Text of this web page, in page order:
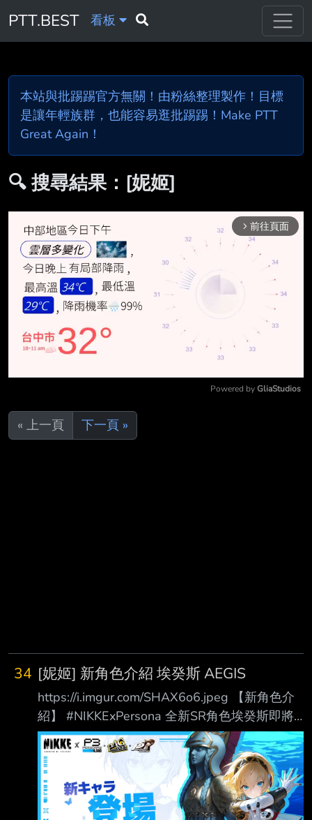
PTT.BEST 看板
本站與批踢踢官方無關！由粉絲整理製作！目標
是讓年輕族群，也能容易逛批踢踢！Make PTT
Great Again！
🔍 搜尋結果：[妮姬]
arrow_forward_ios 前往頁面
Powered by GliaStudios
« 上一頁 下一頁 »
34 [妮姬] 新角色介紹 埃癸斯 AEGIS
https://i.imgur.com/SHAX6o6.jpeg 【新角色介
紹】 #NIKKExPersona 全新SR角色埃癸斯即將
在聯動活動PERSONA ON FRONTLINE和指揮
官們見面啦！ 【埃癸斯】可透過完成聯動活動
PERSONA ON FRONTLINE和14日簽到活動活
動獲得。 新SRキャラ アイギス(CV：坂本真綾)
は、コラボイベント「PERSONA ON